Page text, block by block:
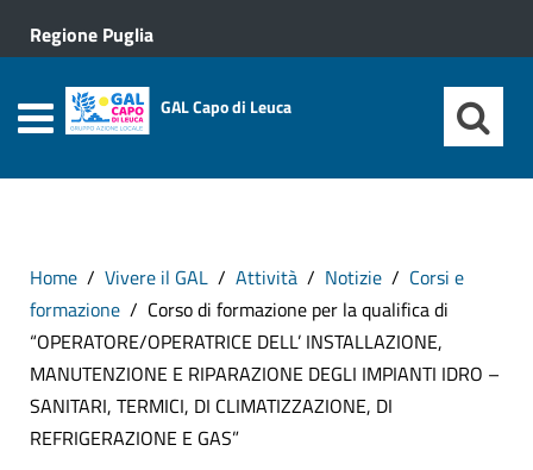
Regione Puglia
GAL Capo di Leuca
Home Vivere il GAL Attività Notizie
Corsi e
formazione
Corso di formazione per la qualifica di
“OPERATORE/OPERATRICE DELL’ INSTALLAZIONE,
MANUTENZIONE E RIPARAZIONE DEGLI IMPIANTI IDRO –
SANITARI, TERMICI, DI CLIMATIZZAZIONE, DI
REFRIGERAZIONE E GAS”